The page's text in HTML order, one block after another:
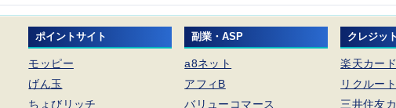
ポイントサイト
モッピー
げん玉
ちょびリッチ
副業・ASP
a8ネット
アフィB
バリューコマース
クレジッ
楽天カー
リクルー
三井住友